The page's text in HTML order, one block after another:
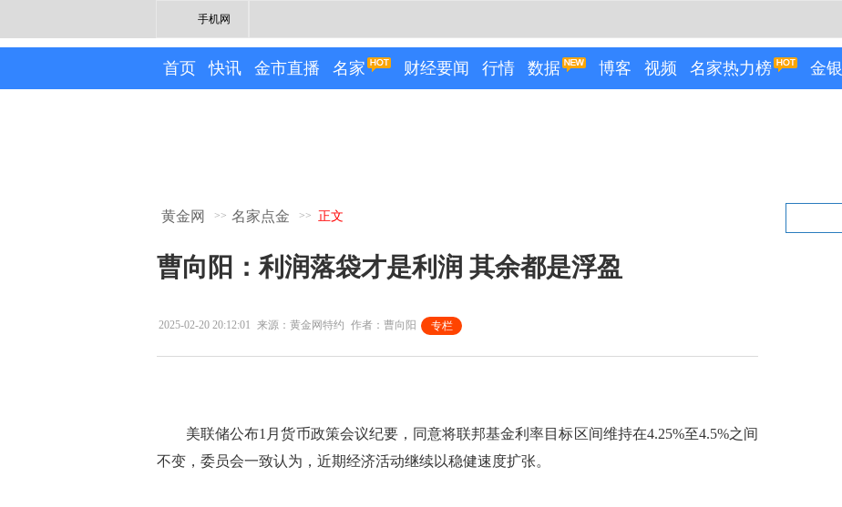
手机网
首页 快讯 金市直播 名家 财经要闻 行情 数据 博客 视频 名家热力榜 金
黄金网 >> 名家点金 >> 正文
曹向阳：利润落袋才是利润 其余都是浮盈
2025-02-20 20:12:01 来源：黄金网特约 作者：曹向阳 专栏
专栏
美联储公布1月货币政策会议纪要，同意将联邦基金利率目标区间维持在4.25%至4.5%之间
不变，委员会一致认为，近期经济活动继续以稳健速度扩张。